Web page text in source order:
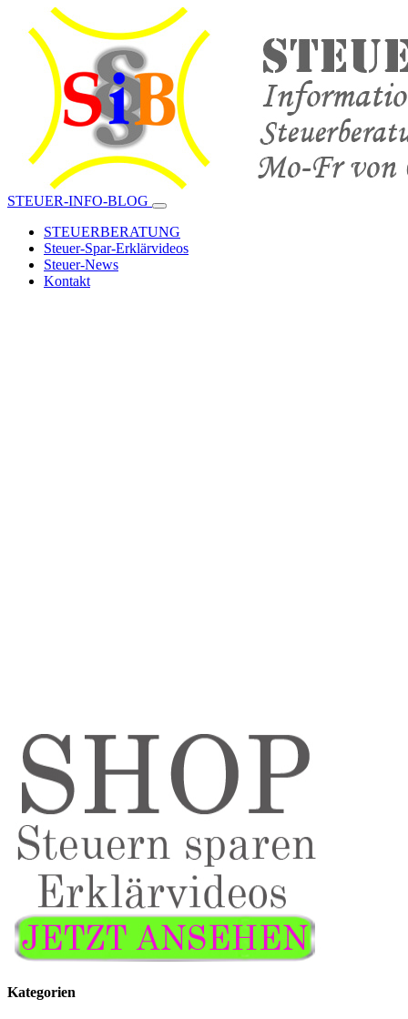
STEUER-INFO-BLOG
STEUERBERATUNG
Steuer-Spar-Erklärvideos
Steuer-News
Kontakt
Kategorien